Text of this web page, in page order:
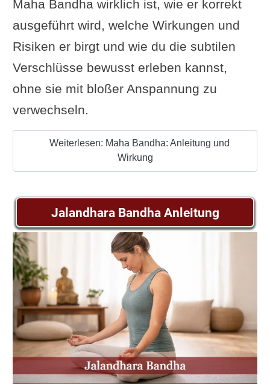
Maha Bandha wirklich ist, wie er korrekt
ausgeführt wird, welche Wirkungen und
Risiken er birgt und wie du die subtilen
Verschlüsse bewusst erleben kannst,
ohne sie mit bloßer Anspannung zu
verwechseln.
Weiterlesen: Maha Bandha: Anleitung und
Wirkung
Jalandhara Bandha Anleitung